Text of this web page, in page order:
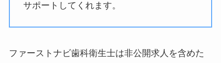
サポートしてくれます。
ファーストナビ歯科衛生士は非公開求人を含めた